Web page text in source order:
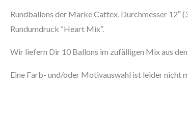
Rundballons der Marke Cattex, Durchmesser 12″
Rundumdruck “Heart Mix”.
Wir liefern Dir 10 Ballons im zufälligen Mix aus
Eine Farb- und/oder Motivauswahl ist leider nicht